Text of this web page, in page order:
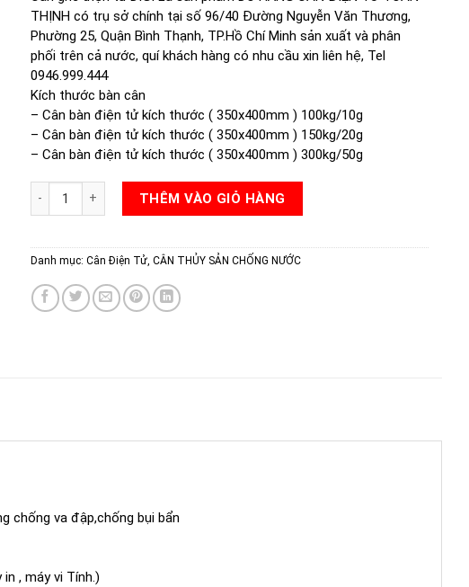
THỊNH có trụ sở chính tại số 96/40 Đường Nguyễn Văn Thương,
Phường 25, Quận Bình Thạnh, TP.Hồ Chí Minh sản xuất và phân
phối trên cả nước, quí khách hàng có nhu cầu xin liên hệ, Tel
0946.999.444
Kích thước bàn cân
– Cân bàn điện tử kích thước ( 350x400mm ) 100kg/10g
– Cân bàn điện tử kích thước ( 350x400mm ) 150kg/20g
– Cân bàn điện tử kích thước ( 350x400mm ) 300kg/50g
CÂN GHẾ HỘP INOX DS166SS số lượng
THÊM VÀO GIỎ HÀNG
Danh mục: Cân Điện Tử, CÂN THỦY SẢN CHỐNG NƯỚC
chống va đập,chống bụi bẩn
, máy vi Tính.)